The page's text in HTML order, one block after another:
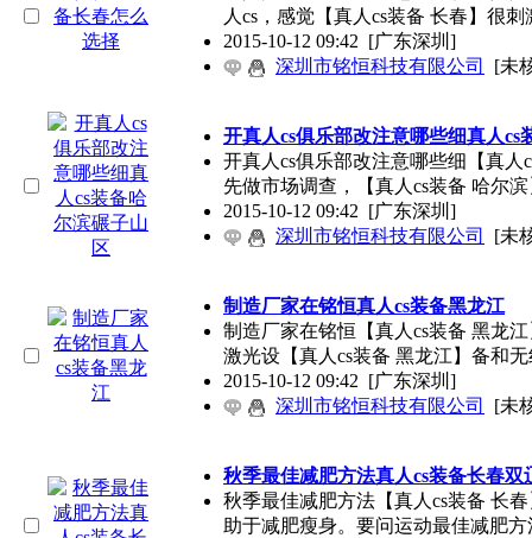
人cs，感觉【真人cs装备 长春】很刺
2015-10-12 09:42 [广东深圳]
深圳市铭恒科技有限公司
[未
开真人cs俱乐部改注意哪些细真人cs
开真人cs俱乐部改注意哪些细【真
先做市场调查，【真人cs装备 哈尔
2015-10-12 09:42 [广东深圳]
深圳市铭恒科技有限公司
[未
制造厂家在铭恒真人cs装备黑龙江
制造厂家在铭恒【真人cs装备 黑龙
激光设【真人cs装备 黑龙江】备和无
2015-10-12 09:42 [广东深圳]
深圳市铭恒科技有限公司
[未
秋季最佳减肥方法真人cs装备长春双
秋季最佳减肥方法【真人cs装备 长
助于减肥瘦身。要问运动最佳减肥方